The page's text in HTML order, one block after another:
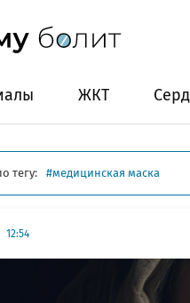
ЖКТ
тегу: медицинская маска
12:54